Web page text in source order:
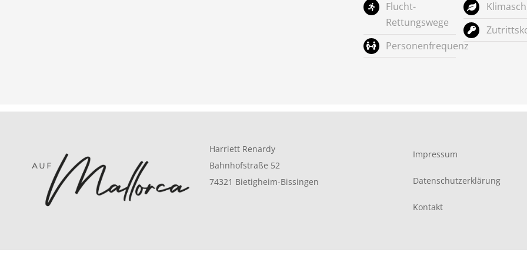
Flucht-
Rettungswege
Personenfrequenz
Harriett Renardy
Bahnhofstraße 52
74321 Bietigheim-Bissingen
Impressum
Datenschutzerklärung
Kontakt